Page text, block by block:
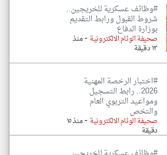
#وظائف عسكرية للخريجين..
شروط القبول ورابط التقديم
بوزارة الدفاع
صحيفة الوئام الالكترونية -منذ
١٣ دقيقة
#اختبار الرخصة المهنية
2026.. رابط التسجيل
ومواعيد التربوي العام
والتخص
صحيفة الوئام الالكترونية - منذ ١٥
دقيقة